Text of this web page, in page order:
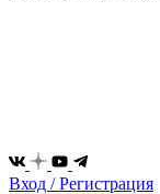
Вход / Регистрация